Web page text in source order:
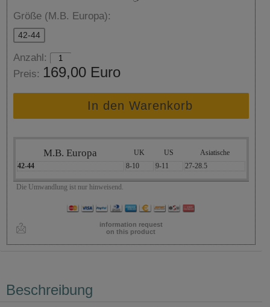
Größe (M.B. Europa):
42-44
Anzahl:
Preis: 169,00 Euro
In den Warenkorb
M.B. Europa UK US
Asiatische
42-44
8-10 9-11 27-28.5
Die Umwandlung ist nur hinweisend.
information request
on this product
Beschreibung